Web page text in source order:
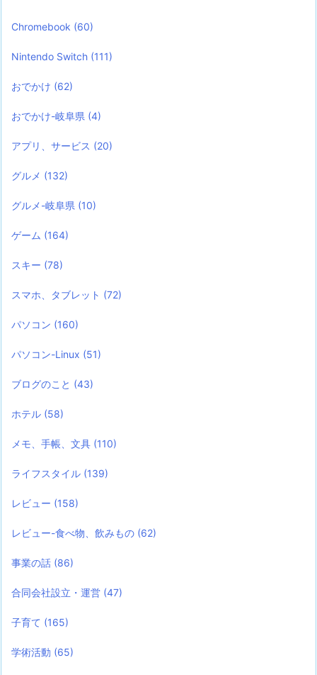
Chromebook (60)
Nintendo Switch (111)
おでかけ (62)
おでかけ-岐阜県 (4)
アプリ、サービス (20)
グルメ (132)
グルメ-岐阜県 (10)
ゲーム (164)
スキー (78)
スマホ、タブレット (72)
パソコン (160)
パソコン-Linux (51)
ブログのこと (43)
ホテル (58)
メモ、手帳、文具 (110)
ライフスタイル (139)
レビュー (158)
レビュー-食べ物、飲みもの (62)
事業の話 (86)
合同会社設立・運営 (47)
子育て (165)
学術活動 (65)